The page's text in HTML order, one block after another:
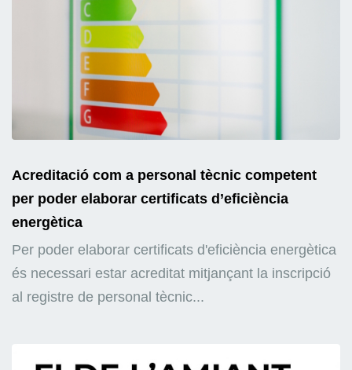
Acreditació com a personal tècnic competent
per poder elaborar certificats d’eficiència
energètica
Per poder elaborar certificats d'eficiència energètica
és necessari estar acreditat mitjançant la inscripció
al registre de personal tècnic...